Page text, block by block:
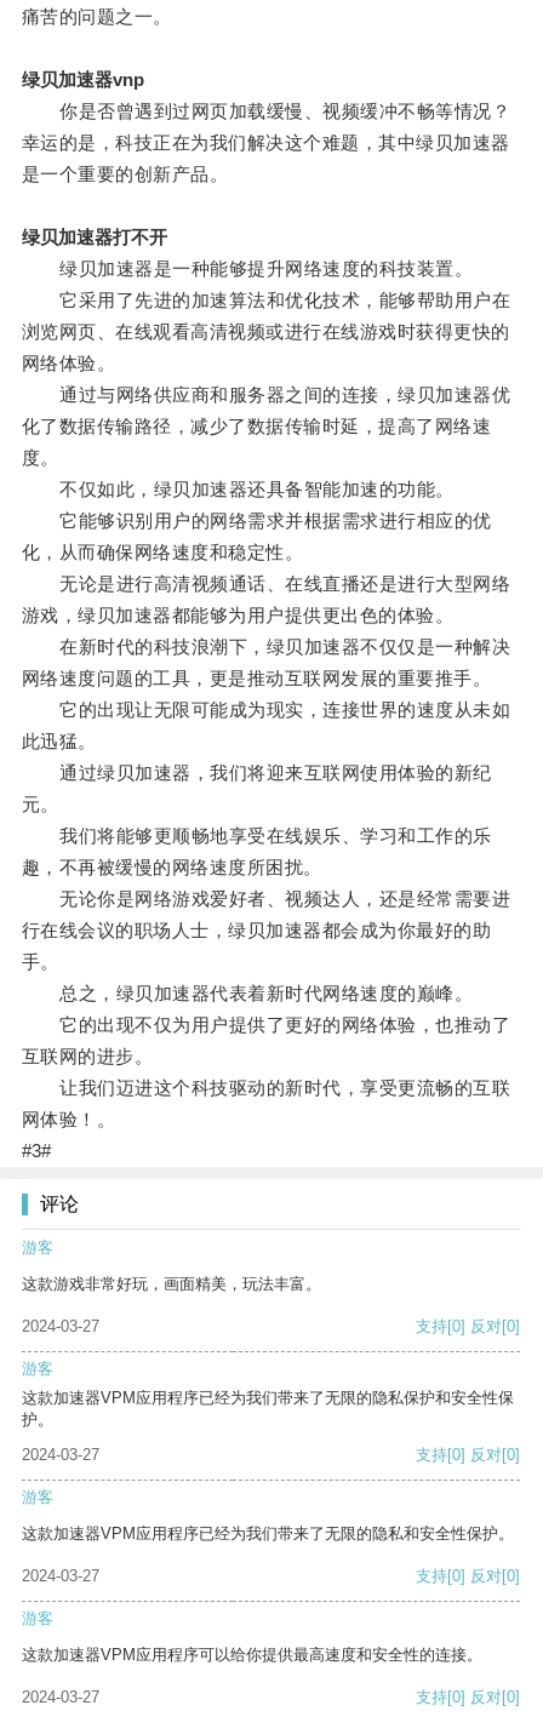
痛苦的问题之一。
绿贝加速器vnp
你是否曾遇到过网页加载缓慢、视频缓冲不畅等情况？
幸运的是，科技正在为我们解决这个难题，其中绿贝加速器
是一个重要的创新产品。
绿贝加速器打不开
绿贝加速器是一种能够提升网络速度的科技装置。
它采用了先进的加速算法和优化技术，能够帮助用户在
浏览网页、在线观看高清视频或进行在线游戏时获得更快的
网络体验。
通过与网络供应商和服务器之间的连接，绿贝加速器优
化了数据传输路径，减少了数据传输时延，提高了网络速
度。
不仅如此，绿贝加速器还具备智能加速的功能。
它能够识别用户的网络需求并根据需求进行相应的优
化，从而确保网络速度和稳定性。
无论是进行高清视频通话、在线直播还是进行大型网络
游戏，绿贝加速器都能够为用户提供更出色的体验。
在新时代的科技浪潮下，绿贝加速器不仅仅是一种解决
网络速度问题的工具，更是推动互联网发展的重要推手。
它的出现让无限可能成为现实，连接世界的速度从未如
此迅猛。
通过绿贝加速器，我们将迎来互联网使用体验的新纪
元。
我们将能够更顺畅地享受在线娱乐、学习和工作的乐
趣，不再被缓慢的网络速度所困扰。
无论你是网络游戏爱好者、视频达人，还是经常需要进
行在线会议的职场人士，绿贝加速器都会成为你最好的助
手。
总之，绿贝加速器代表着新时代网络速度的巅峰。
它的出现不仅为用户提供了更好的网络体验，也推动了
互联网的进步。
让我们迈进这个科技驱动的新时代，享受更流畅的互联
网体验！。
#3#
评论
游客
这款游戏非常好玩，画面精美，玩法丰富。
2024-03-27 支持[0] 反对[0]
游客
这款加速器VPM应用程序已经为我们带来了无限的隐私保护和安全性保
护。
2024-03-27
支持[0] 反对[0]
游客
这款加速器VPM应用程序已经为我们带来了无限的隐私和安全性保护。
2024-03-27 支持[0] 反对[0]
游客
这款加速器VPM应用程序可以给你提供最高速度和安全性的连接。
2024-03-27 支持[0] 反对[0]